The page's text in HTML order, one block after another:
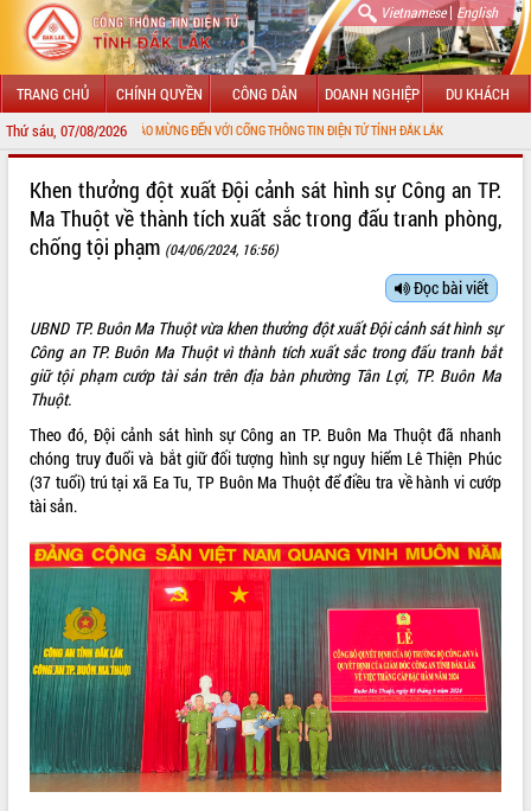
Vietnamese| English
TRANG CHỦ CHÍNH QUYỀN CÔNG DÂN DOANH NGHIỆP DU KHÁCH
Thứ sáu, 07/08/2026
CHÀO MỪNG ĐẾN VỚI CỔNG THÔNG TIN ĐIỆN TỬ TỈNH ĐẮK LẮK
LÃNH ĐẠO UBND TỈNH
SỞ, BAN, NGÀNH
UBND CÁC XÃ, PHƯỜNG
HỆ THỐNG VĂN BẢN
VĂN BẢN HĐND TỈNH
ĐIỂM TIN VĂN BẢN
QUY HOẠCH - KẾ HOẠCH
Khen thưởng đột xuất Đội cảnh sát hình sự Công an TP.
Ma Thuột về thành tích xuất sắc trong đấu tranh phòng,
chống tội phạm (04/06/2024, 16:56)
Đọc bài viết
UBND TP. Buôn Ma Thuột vừa khen thưởng đột xuất Đội cảnh sát hình sự
Công an TP. Buôn Ma Thuột vì thành tích xuất sắc trong đấu tranh bắt
giữ tội phạm cướp tài sản trên địa bàn phường Tân Lợi, TP. Buôn Ma
Thuột.
Theo đó, Đội cảnh sát hình sự Công an TP. Buôn Ma Thuột đã nhanh
chóng truy đuổi và bắt giữ đối tượng hình sự nguy hiểm Lê Thiện Phúc
(37 tuổi) trú tại xã Ea Tu, TP Buôn Ma Thuột để điều tra về hành vi cướp
tài sản.